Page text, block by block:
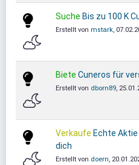
Suche Bis zu 100 K
Erstellt von mstark ,
Biete Cuneros für
Erstellt von dborn89 ,
Verkaufe Echte
dich
Erstellt von doern ,